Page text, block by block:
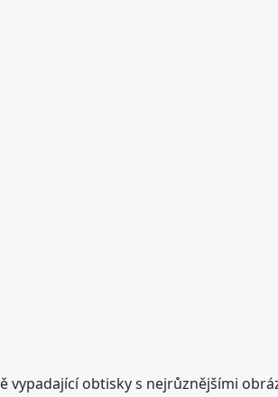
vypadající obtisky s nejrůznějšími